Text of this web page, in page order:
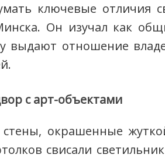
ключевые отличия
Он изучал как
выдают отношение
с арт-объектами
окрашенные
свисали